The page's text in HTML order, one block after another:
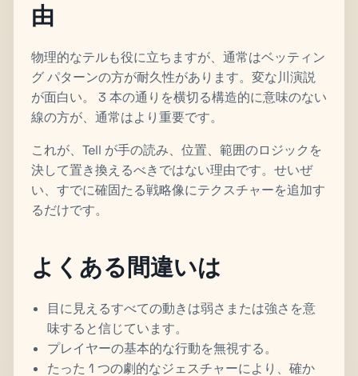
由
物理的なテルも役に立ちますが、通常はベッティン
グ パターンの方が耐久性があります。変な川演説
が面白い。 3 本の通りを横切る構造的に意味のない
線の方が、通常はより重要です。
これが、Tell が手の読み、位置、範囲のロジックを
決して置き換えるべきではない理由です。せいぜ
い、すでに確固たる戦略像にテクスチャーを追加す
るだけです。
よくある間違いは
目に見えるすべての動きは弱さまたは強さを意
味すると信じています。
プレイヤーの基本的な行動を無視する。
たった 1 つの劇的なジェスチャーにより、確か